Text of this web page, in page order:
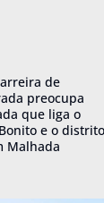
de
preocupa
que liga o
e o distrito
Malhada